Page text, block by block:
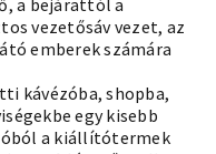
a bejárattól a
vezetősáv vezet, az
emberek számára
kávézóba, shopba,
egy kisebb
a kiállítótermek